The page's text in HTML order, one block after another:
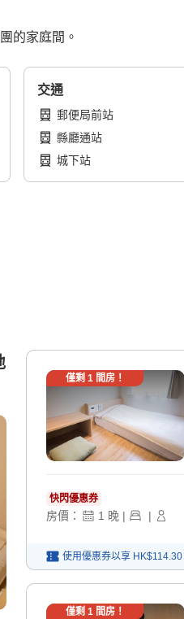
的家庭間。
交通
郵便局前站
縣廳通站
城下站
僅剩 1間房！
快閃優惠券
房價： 1 晚 | |
使用優惠券以享 HK$114.30
僅剩 1間房！